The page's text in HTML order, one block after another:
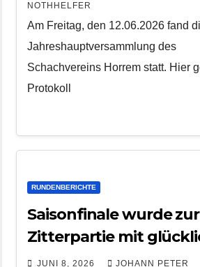
NOTHHELFER
Am Freitag, den 12.06.2026 fand
Jahreshauptversammlung des
Schachvereins Horrem statt. Hier
Protokoll
RUNDENBERICHTE
Saisonfinale wurde zur
Zitterpartie mit
Ausgang
JUNI 8, 2026 JOHANN PETER